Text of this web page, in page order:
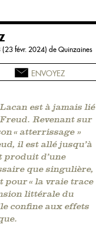
(23 févr. 2024)de Quinzaines
ENVOYEZ
est à jamais lié
Revenant sur
« atterrissage »
il est allé jusqu’à
produit d’une
que singulière,
pour « la vraie trace
littérale du
confine aux effets